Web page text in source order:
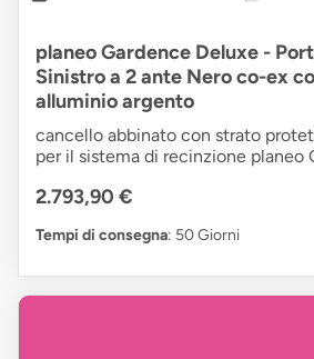
planeo Gardence Deluxe -
Sinistro a 2 ante Nero co-ex
alluminio argento
cancello abbinato con strato
per il sistema di recinzione planeo
2.793,90 €
Tempi di consegna: 50 Giorni